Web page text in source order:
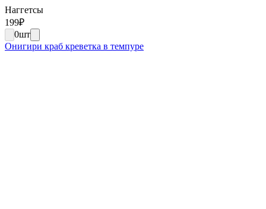
Наггетсы
199₽
0шт
Онигири краб креветка в темпуре